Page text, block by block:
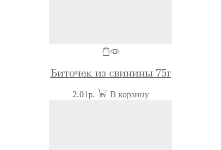
Биточек из свинины 75г
2.01р. В корзину